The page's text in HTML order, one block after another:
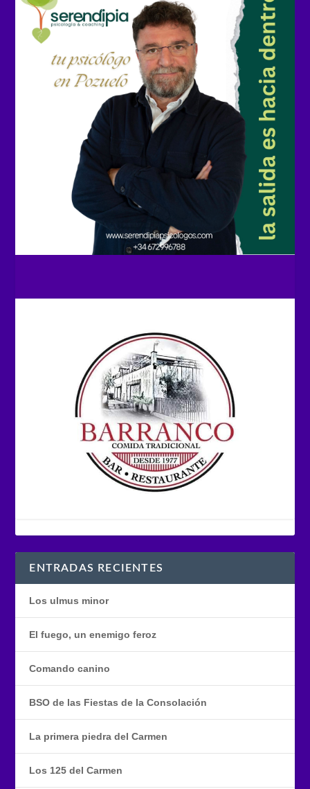
ENTRADAS RECIENTES
Los ulmus minor
El fuego, un enemigo feroz
Comando canino
BSO de las Fiestas de la Consolación
La primera piedra del Carmen
Los 125 del Carmen